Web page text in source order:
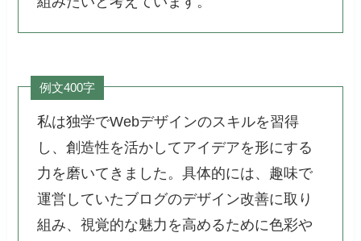
例文400字
私は独学でWebデザインのスキルを習得
し、創造性を活かしてアイデアを形にする
力を磨いてきました。具体的には、趣味で
運営していたブログのデザイン改善に取り
組み、視覚的な魅力を高めるために色彩や